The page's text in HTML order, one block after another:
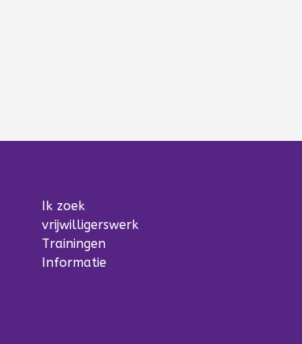
Ik zoek
vrijwilligerswerk
Trainingen
Informatie